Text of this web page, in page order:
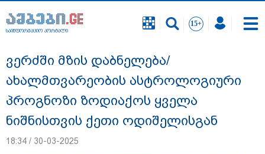
საინფორმაციო პორტალი
საინფორმაციო პორტალი
ვერძში მზის დაბნელება/
ახალმთვარეობის ასტროლოგიური
პროგნოზი ზოდიაქოს ყველა
ნიშნისთვის ქეთი ოდიშელისგან
18:34 / 30-03-2025